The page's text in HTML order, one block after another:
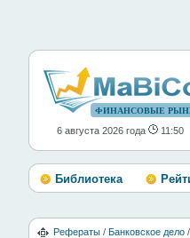
ФИНАНСОВЫЕ
6 августа 2026 года 11:50
Библиотека
Рефераты / Банковское дело /